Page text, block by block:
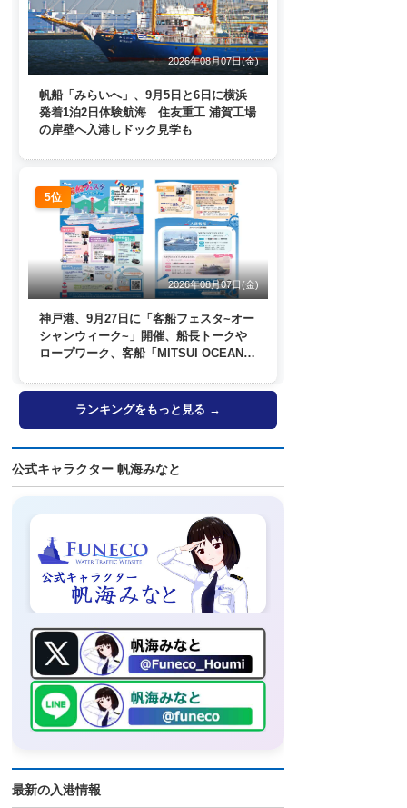
2026年08月07日(金)
帆船「みらいへ」、9月5日と6日に横浜
発着1泊2日体験航海 住友重工 浦賀工場
の岸壁へ入港しドック見学も
5位
2026年08月07日(金)
神戸港、9月27日に「客船フェスタ~オー
シャンウィーク~」開催、船長トークや
ロープワーク、客船「MITSUI OCEAN
ランキングをもっと見る →
公式キャラクター 帆海みなと
最新の入港情報